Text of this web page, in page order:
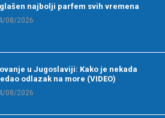
najbolji parfem svih vremena
08/2026
u Jugoslaviji: Kako je nekada
odlazak na more (VIDEO)
08/2026